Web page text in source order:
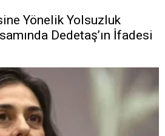
Yönelik Yolsuzluk
Dedetaş’ın İfadesi